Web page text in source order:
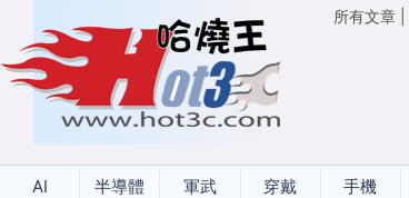
所有文章
AI 半導體 軍武 穿戴 手機